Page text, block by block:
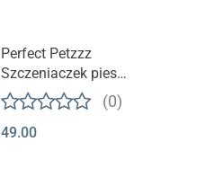
Produkt niedostępny
Perfect Petzzz
Szczeniaczek piesek
Border Collie 13 cm
mały
(0)
49.00